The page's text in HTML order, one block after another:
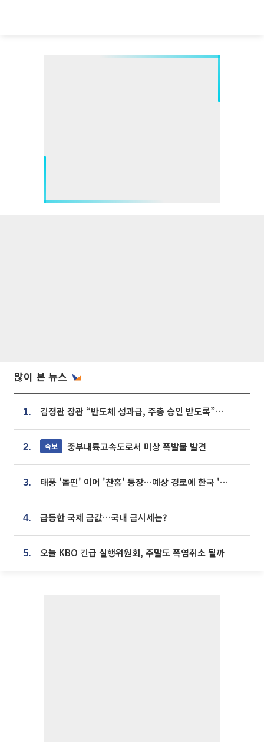
많이 본 뉴스
1. 김정관 장관 “반도체 성과급, 주총 승인 받도록”…상법·자본시장법 개정 시사
2. 속보 중부내륙고속도로서 미상 폭발물 발견
3. 태풍 '돌핀' 이어 '찬홈' 등장…예상 경로에 한국 '한숨'
4. 급등한 국제 금값…국내 금시세는?
5. 오늘 KBO 긴급 실행위원회, 주말도 폭염취소 될까